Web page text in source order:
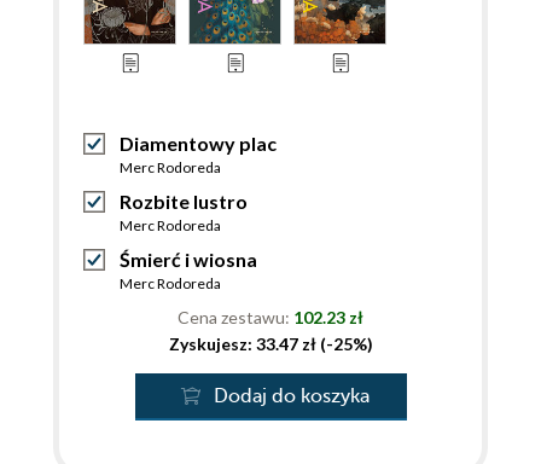
Diamentowy plac
Merc Rodoreda
Rozbite lustro
Merc Rodoreda
Śmierć i wiosna
Merc Rodoreda
Cena zestawu: 102.23 zł
Zyskujesz: 33.47 zł (-25%)
Dodaj do koszyka